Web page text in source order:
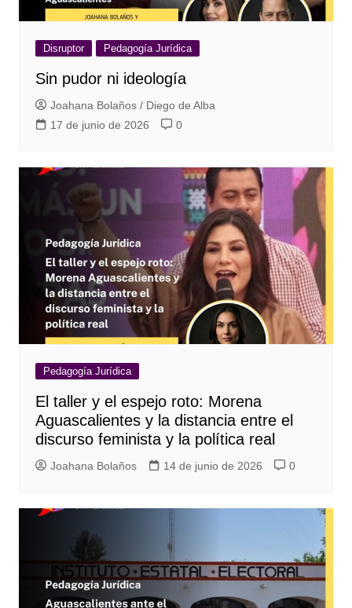
Disruptor Pedagogía Jurídica
Sin pudor ni ideología
Joahana Bolaños / Diego de Alba
17 de junio de 2026
0
Pedagogía Jurídica
El taller y el espejo roto: Morena
Aguascalientes y la distancia entre el
discurso feminista y la política real
Joahana Bolaños 14 de junio de 2026 0